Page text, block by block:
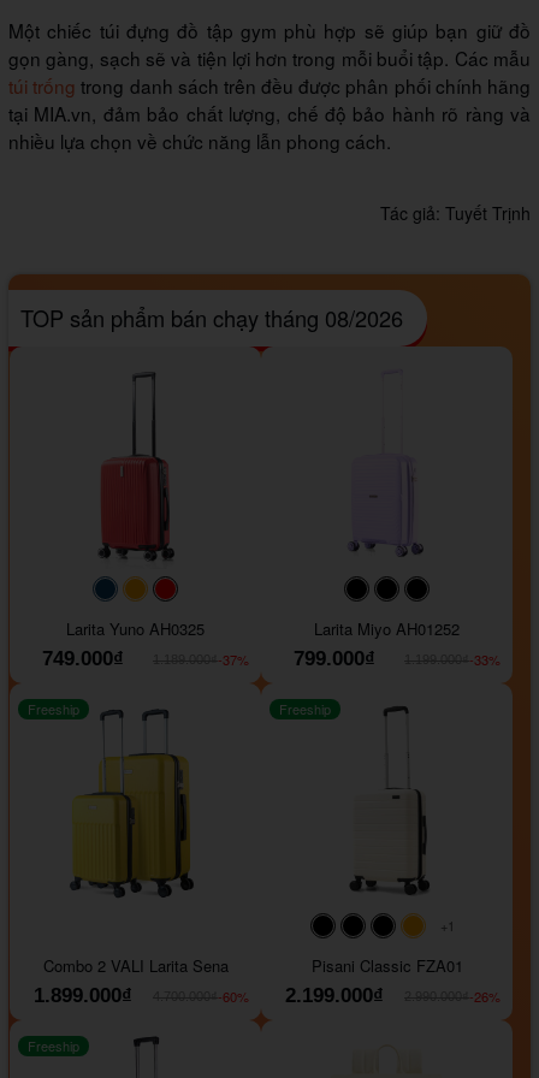
Một chiếc túi đựng đồ tập gym phù hợp sẽ giúp bạn giữ đồ
gọn gàng, sạch sẽ và tiện lợi hơn trong mỗi buổi tập. Các mẫu
túi trống trong danh sách trên đều được phân phối chính hãng
tại MIA.vn, đảm bảo chất lượng, chế độ bảo hành rõ ràng và
nhiều lựa chọn về chức năng lẫn phong cách.
Tác giả: Tuyết Trịnh
TOP sản phẩm bán chạy tháng 08/2026
#093f69#ffa500
Larita Yuno AH0325
749.000₫
-37%
#000000#000000
Larita Miyo AH01252
799.000₫
-33%
Freeship
Combo 2 VALI Larita Sena
1.899.000₫
-60%
#000000#000000
#000000
#ffa500
+1
Freeship
Pisani Classic FZA01
2.199.000₫
-26%
Freeship